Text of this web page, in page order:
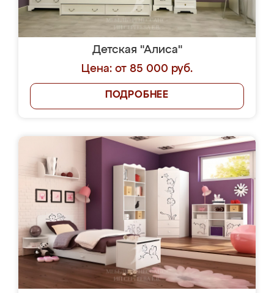
Детская "Алиса"
Цена: от 85 000 руб.
ПОДРОБНЕЕ